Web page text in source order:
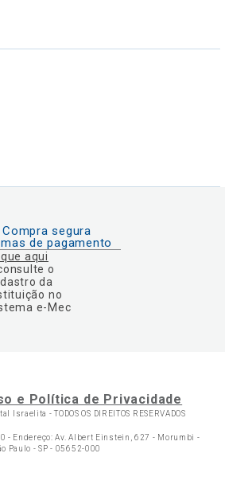
Compra segura
de pagamento
aqui
o
da
no
e-Mec
e Política de Privacidade
Israelita -TODOS OS DIREITOS RESERVADOS
- Endereço: Av. Albert Einstein, 627 - Morumbi -
Paulo - SP - 05652-000